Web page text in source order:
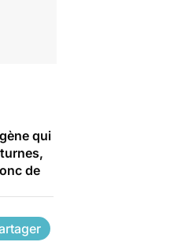
qui
de